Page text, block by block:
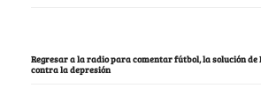
Regresar a la radio para comentar fútbol, la solución
contra la depresión